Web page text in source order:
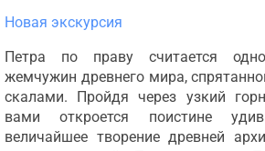
Новая экскурсия
Петра по праву считается
жемчужин древнего мира,
скалами. Пройдя через узкий
вами откроется поистине
величайшее творение древней